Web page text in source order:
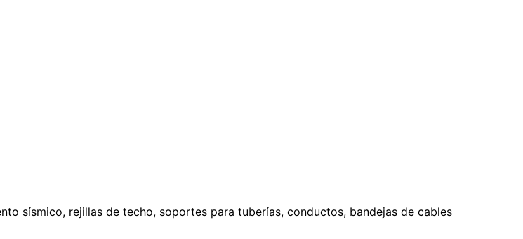
sísmico, rejillas de techo, soportes para tuberías, conductos, bandejas de cables